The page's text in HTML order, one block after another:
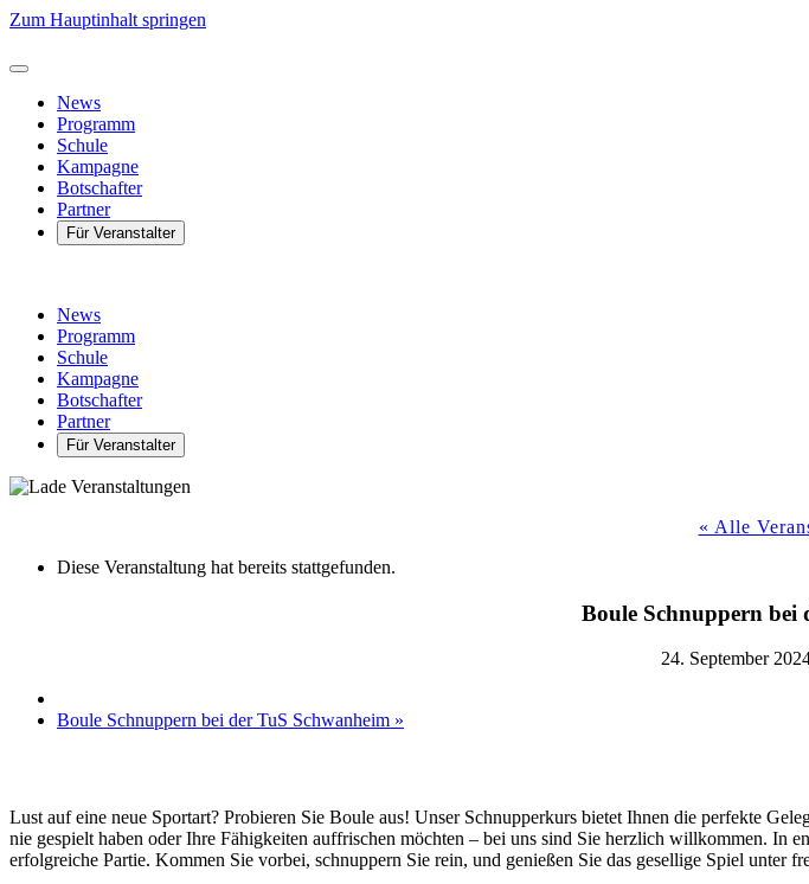
Zum Hauptinhalt springen
News
Programm
Schule
Kampagne
Botschafter
Partner
Für Veranstalter
News
Programm
Schule
Kampagne
Botschafter
Partner
Für Veranstalter
« Alle
Diese Veranstaltung hat bereits stattgefunden.
Boule Schnuppern bei
24. September
Boule Schnuppern bei der TuS Schwanheim »
Lust auf eine neue Sportart? Probieren Sie Boule aus! Unser Schnupperkurs bietet Ihnen die perfekte
nie gespielt haben oder Ihre Fähigkeiten auffrischen möchten – bei uns sind Sie herzlich willkommen. In
erfolgreiche Partie. Kommen Sie vorbei, schnuppern Sie rein, und genießen Sie das gesellige Spiel unter